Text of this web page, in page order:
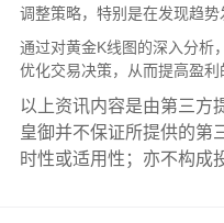
调整策略，特别是在发现趋势
通过对黄金K线图的深入分析
优化交易决策，从而提高盈利
以上资讯内容是由第三方
皇御并不保证所提供的第
时性或适用性；亦不构成